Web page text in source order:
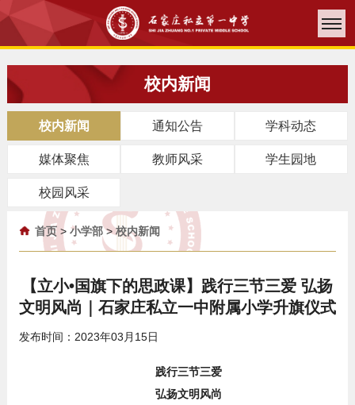
校内新闻
校内新闻 通知公告 学科动态
媒体聚焦 教师风采 学生园地
校园风采
首页> 小学部>校内新闻
【立小•国旗下的思政课】践行三节三爱 弘扬
文明风尚｜石家庄私立一中附属小学升旗仪式
发布时间：2023年03月15日
践行三节三爱
弘扬文明风尚